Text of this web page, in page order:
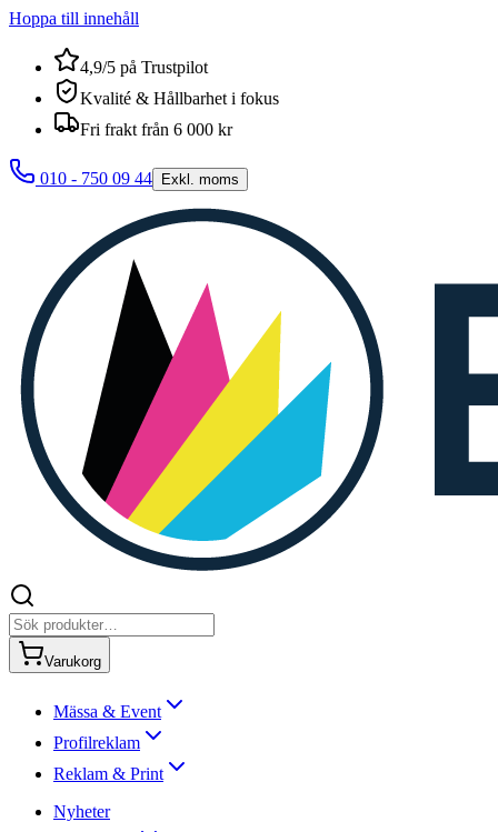
Hoppa till innehåll
4,9/5 på Trustpilot
Kvalité & Hållbarhet i fokus
Fri frakt från 6 000 kr
010 - 750 09 44 Exkl. moms
Varukorg
Mässa & Event
Profilreklam
Reklam & Print
Nyheter